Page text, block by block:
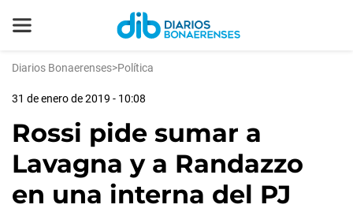
Diarios Bonaerenses>Política
31 de enero de 2019 - 10:08
Rossi pide sumar a
Lavagna y a Randazzo
en una interna del PJ